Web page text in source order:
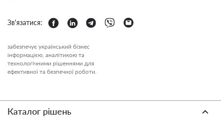
Зв'язатися:
забезпечує український бізнес
інформацією, аналітикою та
технологічними рішеннями для
ефективної та безпечної роботи.
Каталог рішень